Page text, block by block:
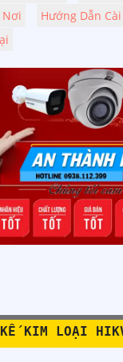
Nơi
Hướng Dẫn
KẾ KIM LOẠI